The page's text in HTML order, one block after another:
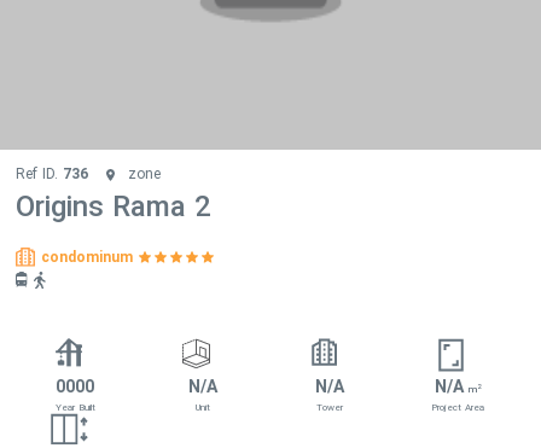
Ref ID. 736 zone
Origins Rama 2
condominum
0000
Year Built
N/A
Unit
N/A
Tower
N/A m2
Project Area